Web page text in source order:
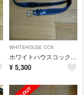
WHITEHOUSE COX
ホワイトハウスコックス リボンベルト
¥ 5,300